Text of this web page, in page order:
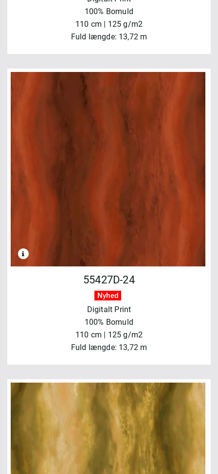
100% Bomuld
110 cm | 125 g/m2
Fuld længde: 13,72 m
55427D-24
Nyhed
Digitalt Print
100% Bomuld
110 cm | 125 g/m2
Fuld længde: 13,72 m